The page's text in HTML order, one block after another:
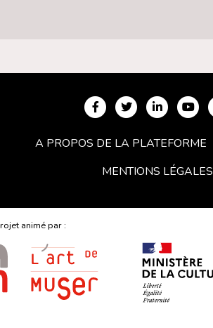
A PROPOS DE LA PLATEFORME
MENTIONS LÉGALES
animé par :